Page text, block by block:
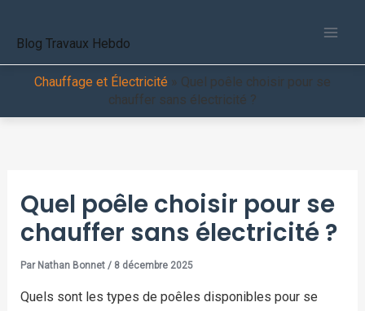
contenu
Blog Travaux Hebdo
Chauffage et Électricité » Quel poêle choisir pour se
chauffer sans électricité ?
Quel poêle choisir pour se
chauffer sans électricité ?
Par Nathan Bonnet / 8 décembre 2025
Quels sont les types de poêles disponibles pour se